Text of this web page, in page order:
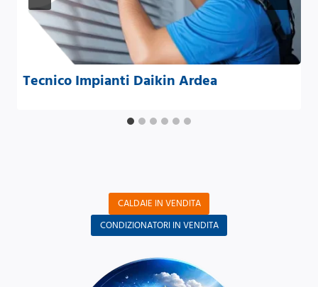
Tecnico Impianti Daikin Ardea
CALDAIE IN VENDITA
CONDIZIONATORI IN VENDITA